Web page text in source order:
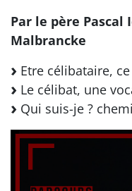
Par le père Pascal
Malbrancke
Etre célibataire,
Le célibat, une
Qui suis-je ?